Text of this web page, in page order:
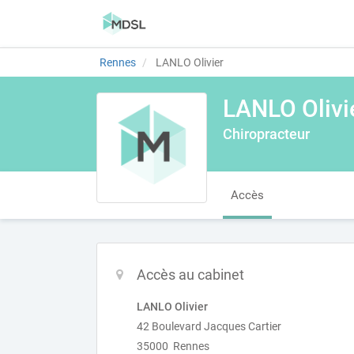
Rennes LANLO Olivier
LANLO
Chiropracteur
Accès
Accès au cabinet
LANLO Olivier
42 Boulevard Jacques Cartier
35000 Rennes